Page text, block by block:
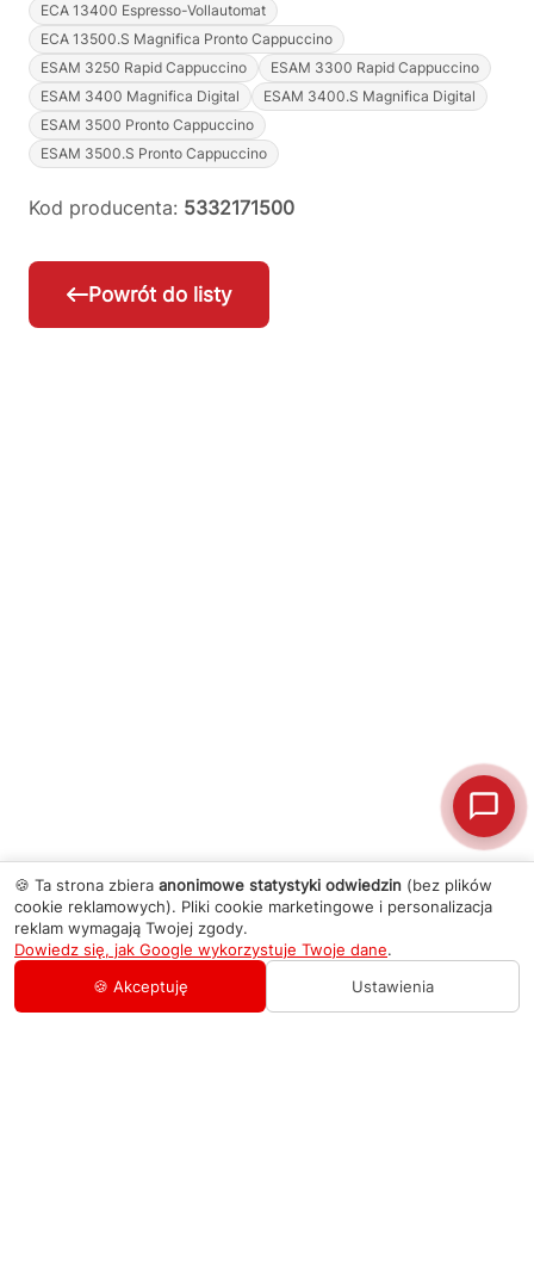
ECA 13400 Espresso-Vollautomat
ECA 13500.S Magnifica Pronto Cappuccino
ESAM 3250 Rapid Cappuccino
ESAM 3300 Rapid Cappuccino
ESAM 3400 Magnifica Digital
ESAM 3400.S Magnifica Digital
ESAM 3500 Pronto Cappuccino
ESAM 3500.S Pronto Cappuccino
Kod producenta: 5332171500
Powrót do listy
🍪 Ta strona zbiera anonimowe statystyki odwiedzin (bez plików
cookie reklamowych). Pliki cookie marketingowe i personalizacja
reklam wymagają Twojej zgody.
Dowiedz się, jak Google wykorzystuje Twoje dane.
🍪 Akceptuję
Ustawienia